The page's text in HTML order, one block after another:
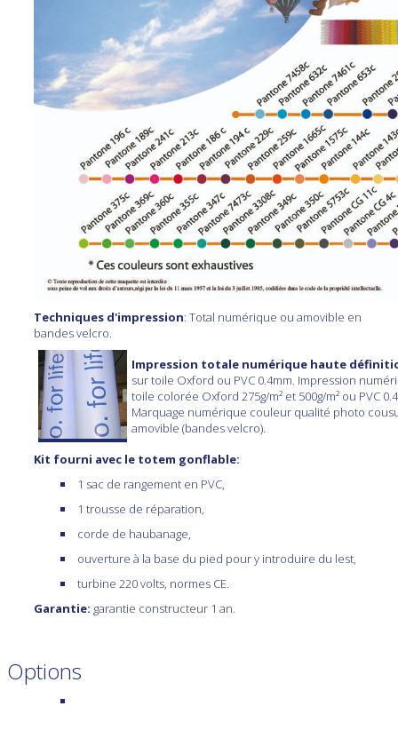
Techniques d'impression: Total numérique ou amovible en
bandes velcro.
Impression totale numérique haute
sur toile Oxford ou PVC 0.4mm. Impression
toile colorée Oxford 275g/m² et 500g/m² ou PVC
Marquage numérique couleur qualité photo
amovible (bandes velcro).
Kit fourni avec le totem gonflable:
1 sac de rangement en PVC,
1 trousse de réparation,
corde de haubanage,
ouverture à la base du pied pour y introduire du lest,
turbine 220 volts, normes CE.
Garantie: garantie constructeur 1 an.
Options